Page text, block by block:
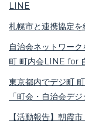
LINE
札幌市と連携協定
自治会ネットワー
町 町内会LINE for
東京都内でデジ町
「町会・自治会デ
【活動報告】朝霞